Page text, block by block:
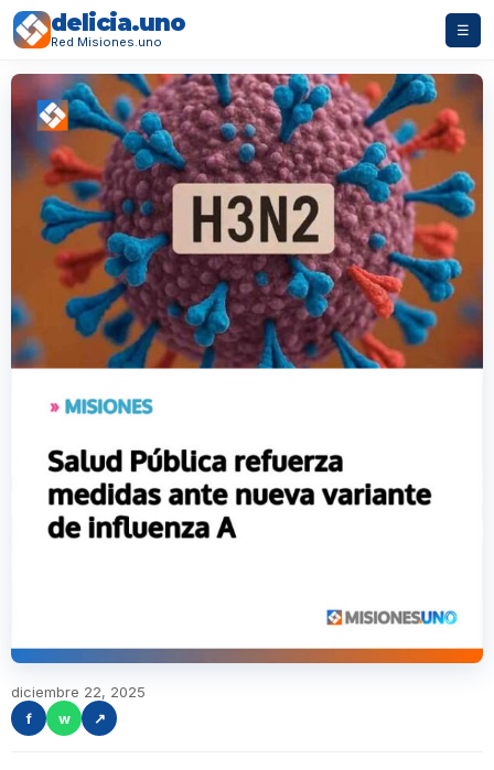
delicia.uno
Red Misiones.uno
☰
diciembre 22, 2025
f
w ↗